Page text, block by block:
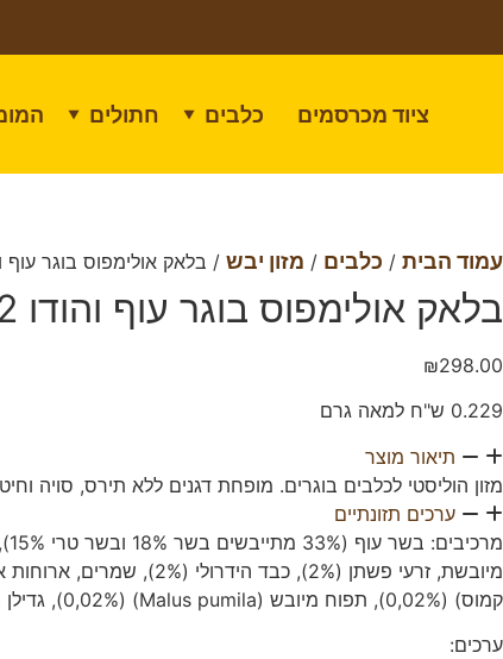
ציוד מכרסמים כלבים ▼ חתולים ▼
עמוד הבית / כלבים / מזון יבש / בלאק אולימפוס בוגר עוף והודו 12
בלאק אולימפוס בוגר עוף והודו 12 קילוגרם
₪298.00
0.229 ש"ח למאה גרם
תיאור מוצר
מזון הוליסטי לכלבים בוגרים. מופחת דגנים ללא תירס, סויה
ערכים תזונתיים
קמוס) (0,02%), תפוח מיובש (Malus pumila) (0,02%), גדילן חלב (Silybum marianum L.) (0,02%), גלוקוזמין (60 מ”ג / ק”ג), סולפט קונדוריטין (30 מ”ג לק”ג).
ערכים: